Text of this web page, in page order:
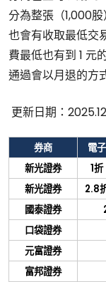
分為整張（1,000
也會有收取最低交
費最低也有到 1 元
通過會以月退的方
更新日期：
券商 電
新光證券
1折
新光證券
2.8
國泰證券
口袋證券
元富證券
富邦證券